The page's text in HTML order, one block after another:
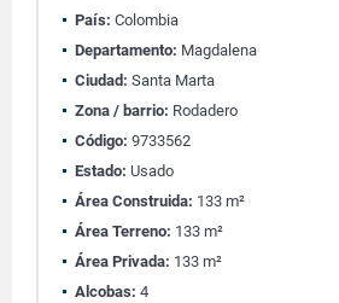
País: Colombia
Departamento: Magdalena
Ciudad: Santa Marta
Zona / barrio: Rodadero
Código: 9733562
Estado: Usado
Área Construida: 133 m²
Área Terreno: 133 m²
Área Privada: 133 m²
Alcobas: 4